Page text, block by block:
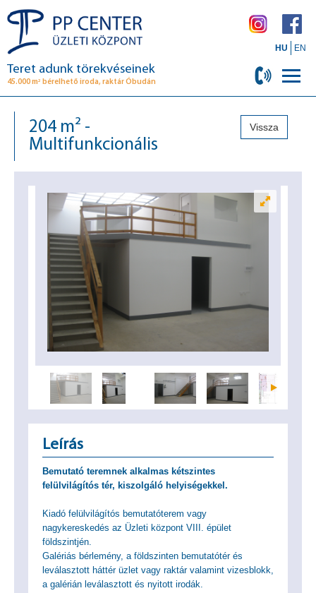
Teret adunk törekvéseinek
45.000 m2 bérelhető iroda, raktár Óbudán
HU EN
204 m² -
Multifunkcionális
Vissza
Leírás
Bemutató teremnek alkalmas kétszintes
felülvilágítós tér, kiszolgáló helyiségekkel.
Kiadó felülvilágítós bemutatóterem vagy
nagykereskedés az Üzleti központ VIII. épület
földszintjén.
Galériás bérlemény, a földszinten bemutatótér és
leválasztott háttér üzlet vagy raktár valamint vizesblokk,
a galérián leválasztott és nyitott irodák.